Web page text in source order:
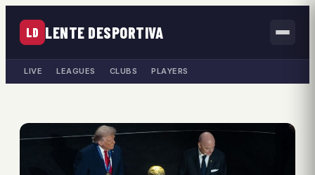
LD LENTE DESPORTIVA
LIVE LEAGUES CLUBS PLAYERS